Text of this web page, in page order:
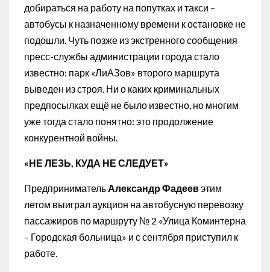
добираться на работу на попутках и такси –
автобусы к назначенному времени к остановке не
подошли. Чуть позже из экстренного сообщения
пресс-службы администрации города стало
известно: парк «ЛиАЗов» второго маршрута
выведен из строя. Ни о каких криминальных
предпосылках ещё не было известно, но многим
уже тогда стало понятно: это продолжение
конкурентной войны.
«НЕ ЛЕЗЬ, КУДА НЕ СЛЕДУЕТ»
ПредпринимательАлександр Фадеевэтим
летом выиграл аукцион на автобусную перевозку
пассажиров по маршруту № 2 «Улица Коминтерна
– Городская больница» и с сентября приступил к
работе.